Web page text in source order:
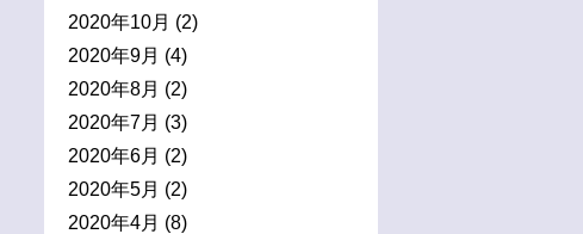
2020年10月 (2)
2020年9月 (4)
2020年8月 (2)
2020年7月 (3)
2020年6月 (2)
2020年5月 (2)
2020年4月 (8)